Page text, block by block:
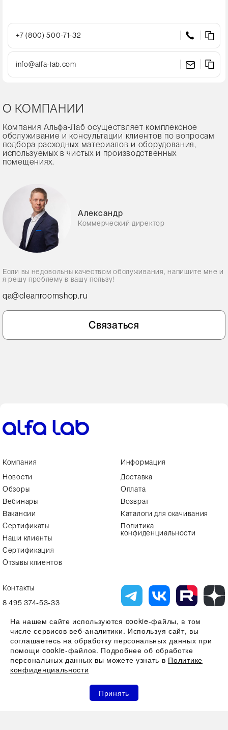
Избранное Сравнение
+7 (800) 500-71-32
info@alfa-lab.com
О КОМПАНИИ
Компания Альфа-Лаб осуществляет комплексное
обслуживание и консультации клиентов по вопросам
подбора расходных материалов и оборудования,
используемых в чистых и производственных
помещениях.
Александр
Коммерческий директор
Если вы недовольны качеством обслуживания, напишите мне и
я решу проблему в вашу пользу!
qa@cleanroomshop.ru
Связаться
Компания
Новости
Обзоры
Вебинары
Вакансии
Сертификаты
Наши клиенты
Сертификация
Отзывы клиентов
Информация
Доставка
Оплата
Возврат
Каталоги для скачивания
Политика
конфиденциальности
Контакты
8 495 374-53-33
Вся представленная на сайте информация, касающаяся технических
характеристик, наличия на складе, стоимости товаров, носит
информационный характер и ни при каких условиях не является
публичной офертой, определяемой положениями Статьи 437(2)
Гражданского кодекса РФ
Все права защищены 2026 © ООО "Компания Альфа-Лаб" ИНН
7731644966 | ОГРН 1107746123121
На нашем сайте используются cookie-файлы, в том
числе сервисов веб-аналитики. Используя сайт, вы
соглашаетесь на обработку персональных данных при
помощи cookie-файлов. Подробнее об обработке
персональных данных вы можете узнать в Политике
конфиденциальности
Принять